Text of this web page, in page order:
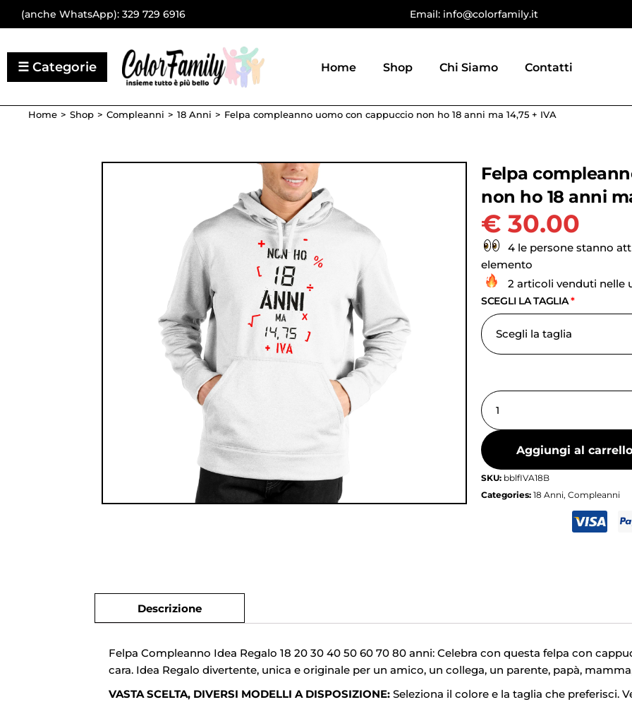
(anche WhatsApp): 329 729 6916 Email: info@colorfamily.it
Home Shop Chi Siamo Contatti
Home Shop Compleanni 18 Anni Felpa compleanno uomo con cappuccio non ho 18 anni ma 14,75 + IVA
Felpa
non ho 18 anni
€ 30.00
4 le persone stanno
elemento
2 articoli venduti nelle
SCEGLI LA TAGLIA*
Aggiungi al carrello
SKU: bblfIVA18B
Categories: 18 Anni, Compleanni
Descrizione
Felpa Compleanno Idea Regalo 18 20 30 40 50 60 70 80 anni: Celebra con questa felpa con
cara. Idea Regalo divertente, unica e originale per un amico, un collega, un parente, papà,
VASTA SCELTA, DIVERSI MODELLI A DISPOSIZIONE: Seleziona il colore e la taglia che preferisci.